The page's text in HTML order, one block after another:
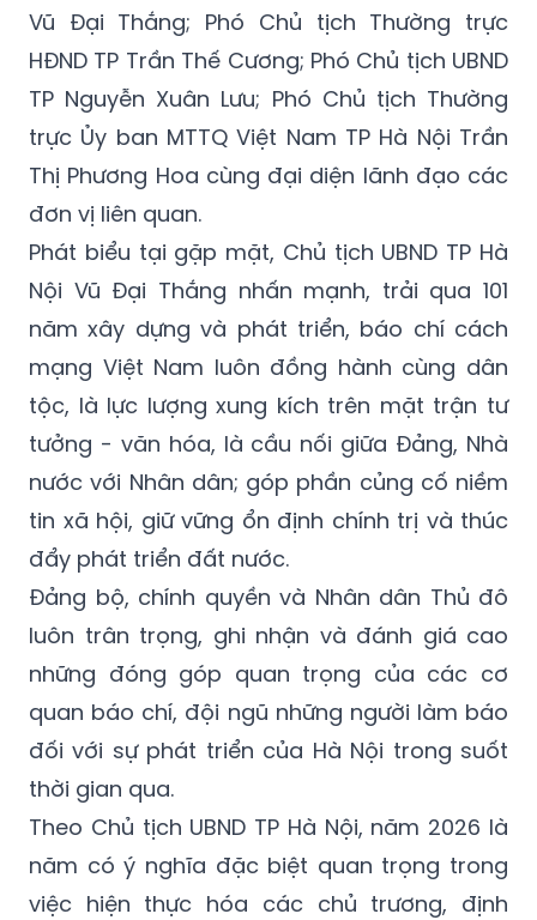
Vũ Đại Thắng; Phó Chủ tịch Thường trực
HĐND TP Trần Thế Cương; Phó Chủ tịch UBND
TP Nguyễn Xuân Lưu; Phó Chủ tịch Thường
trực Ủy ban MTTQ Việt Nam TP Hà Nội Trần
Thị Phương Hoa cùng đại diện lãnh đạo các
đơn vị liên quan.
Phát biểu tại gặp mặt, Chủ tịch UBND TP Hà
Nội Vũ Đại Thắng nhấn mạnh, trải qua 101
năm xây dựng và phát triển, báo chí cách
mạng Việt Nam luôn đồng hành cùng dân
tộc, là lực lượng xung kích trên mặt trận tư
tưởng - văn hóa, là cầu nối giữa Đảng, Nhà
nước với Nhân dân; góp phần củng cố niềm
tin xã hội, giữ vững ổn định chính trị và thúc
đẩy phát triển đất nước.
Đảng bộ, chính quyền và Nhân dân Thủ đô
luôn trân trọng, ghi nhận và đánh giá cao
những đóng góp quan trọng của các cơ
quan báo chí, đội ngũ những người làm báo
đối với sự phát triển của Hà Nội trong suốt
thời gian qua.
Theo Chủ tịch UBND TP Hà Nội, năm 2026 là
năm có ý nghĩa đặc biệt quan trọng trong
việc hiện thực hóa các chủ trương, định